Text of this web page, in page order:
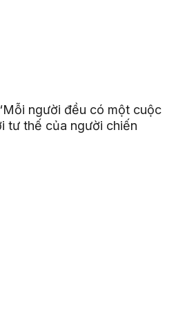
người đều có một cuộc
tư thế của người chiến